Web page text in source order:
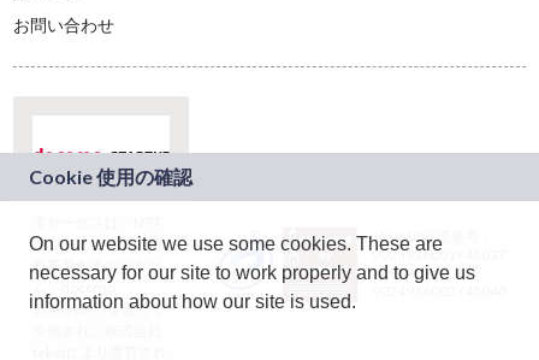
お問い合わせ
ドコモグループの新
規事業創出プログラ
ム「docomo
STARTUP」を通じて
JASRAC許諾番号：
9024936001Y45037
JASRAC許諾番号：
On our website we use some cookies. These are
necessary for our site to work properly and to give us
information about how our site is used.